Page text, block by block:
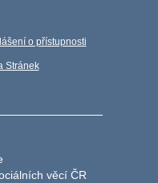
o přístupnosti
Stránek
věcí ČR